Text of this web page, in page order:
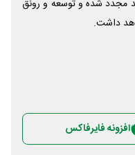
مجدد شده و توسعه و رونق
داشت.
افزونه فایرفاکس